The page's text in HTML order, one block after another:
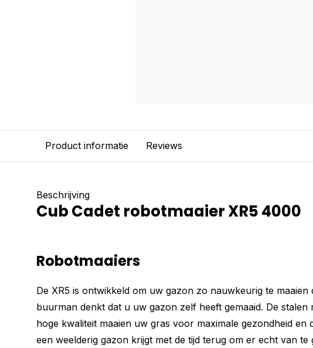
Product informatie Reviews
Beschrijving
Cub Cadet robotmaaier XR5 4000
Robotmaaiers
De XR5 is ontwikkeld om uw gazon zo nauwkeurig te maaien
buurman denkt dat u uw gazon zelf heeft gemaaid. De stalen
hoge kwaliteit maaien uw gras voor maximale gezondheid en
een weelderig gazon krijgt met de tijd terug om er echt van te